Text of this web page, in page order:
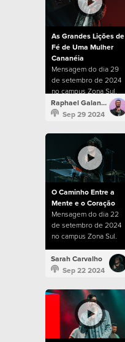
As Grandes Lições de
Fé de Uma Mulher
Cananéia
Mensagem do dia 29
de setembro de 2024
no campus Zona Sul.
Raphael Galante
Sep 29 2024
O Caminho Entre a
Mente e o Coração
Mensagem do dia 22
de setembro de 2024
no campus Zona Sul.
Sarah Carvalho
Sep 22 2024